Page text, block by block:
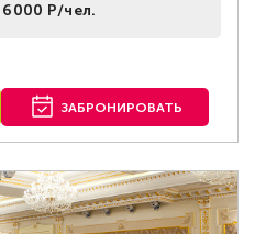
Р/чел.
ЗАБРОНИРОВАТЬ